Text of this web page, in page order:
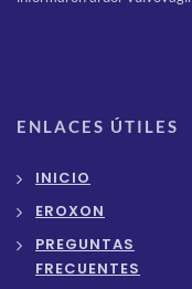
ENLACES ÚTILES
INICIO
EROXON
PREGUNTAS
FRECUENTES